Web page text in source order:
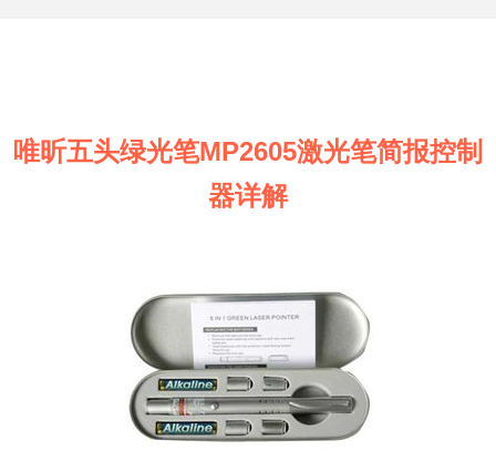
唯昕五头绿光笔MP2605激光笔简报控制
器详解